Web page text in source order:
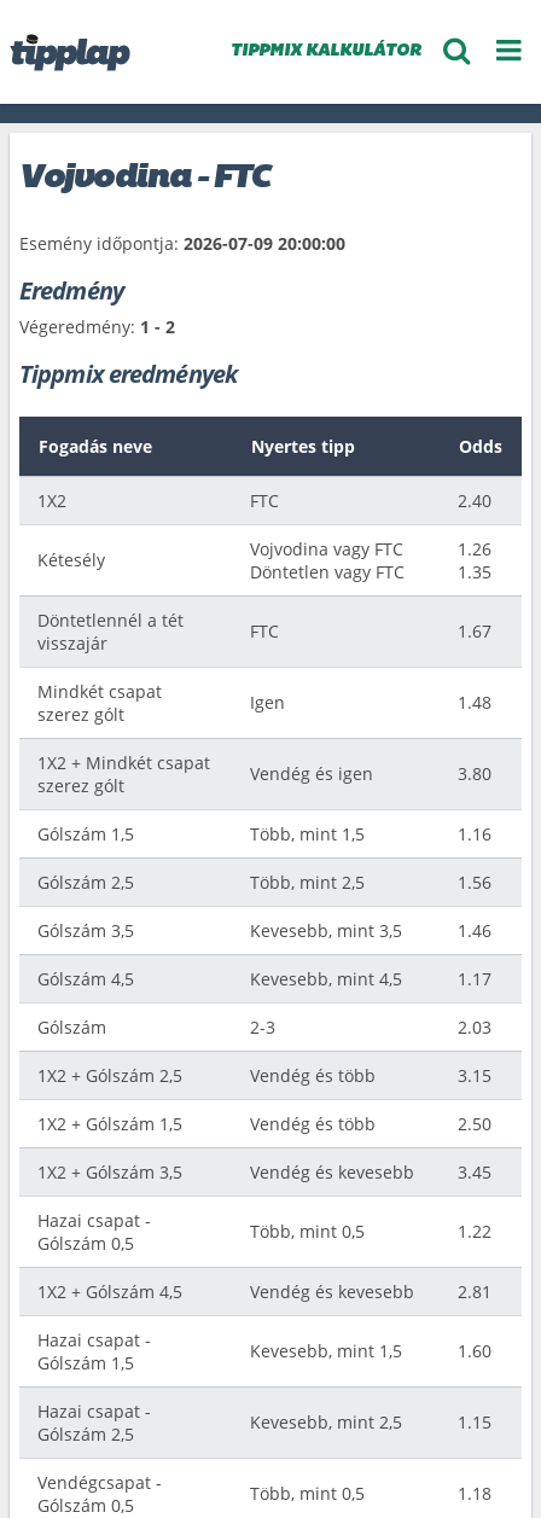
TIPPMIX KALKULÁTOR
Vojvodina - FTC
Esemény időpontja: 2026-07-09 20:00:00
Eredmény
Végeredmény: 1 - 2
Tippmix eredmények
Fogadás neve Nyertes tipp Odds
1X2 FTC 2.40
Kétesély
Vojvodina vagy FTC
Döntetlen vagy FTC
1.26
1.35
Döntetlennél a tét
visszajár
FTC 1.67
Mindkét csapat
szerez gólt
Igen 1.48
1X2 + Mindkét csapat
szerez gólt
Vendég és igen 3.80
Gólszám 1,5 Több, mint 1,5 1.16
Gólszám 2,5 Több, mint 2,5 1.56
Gólszám 3,5 Kevesebb, mint 3,5 1.46
Gólszám 4,5 Kevesebb, mint 4,5 1.17
Gólszám 2-3 2.03
1X2 + Gólszám 2,5 Vendég és több 3.15
1X2 + Gólszám 1,5 Vendég és több 2.50
1X2 + Gólszám 3,5 Vendég és kevesebb 3.45
Hazai csapat -
Gólszám 0,5
Több, mint 0,5 1.22
1X2 + Gólszám 4,5 Vendég és kevesebb 2.81
Hazai csapat -
Gólszám 1,5
Kevesebb, mint 1,5 1.60
Hazai csapat -
Gólszám 2,5
Kevesebb, mint 2,5 1.15
Vendégcsapat -
Gólszám 0,5
Több, mint 0,5 1.18